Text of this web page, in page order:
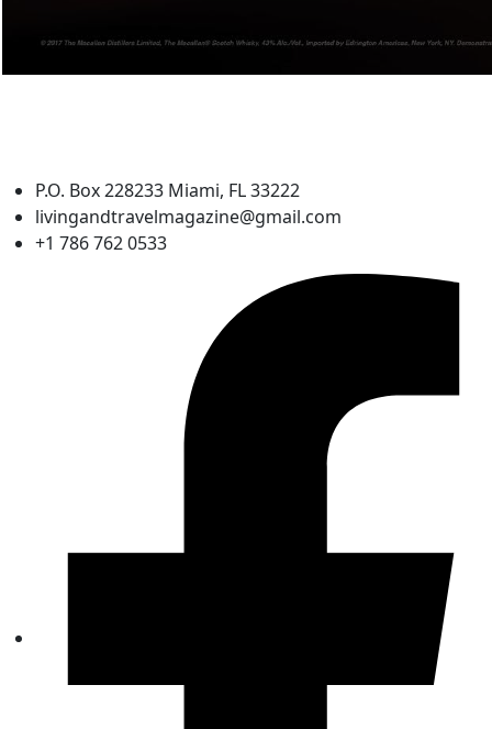
P.O. Box 228233 Miami, FL 33222
livingandtravelmagazine@gmail.com
+1 786 762 0533